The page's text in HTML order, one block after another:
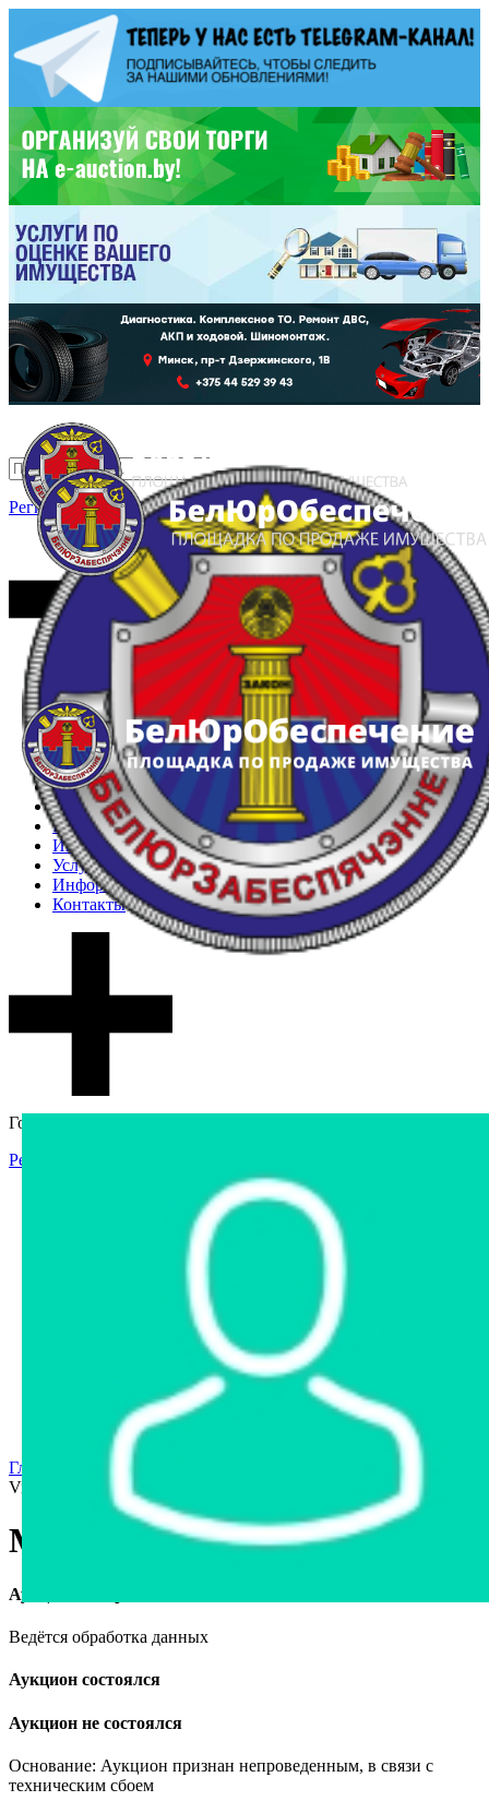
Регистрация Вход
Главная
Арестованное имущество
Реестр несостоявшихся торгов
Реестр переоценок
Частное имущество
Государственное имущество
Интернет-магазин
Интернет-витрина
Услуги
Информация
Контакты
Гостевой доступ
Регистрация
Интернет-магазин
Интернет-витрина
Арестованное имущество
Реестр несостоявшихся торгов
Реестр переоценок
Государственное имущество
Главная страница
Viano, 2006
Mercedes-Benz Viano, 2006
Аукцион завершён
Ведётся обработка данных
Аукцион состоялся
Аукцион не состоялся
Основание: Аукцион признан непроведенным, в связи с
техническим сбоем